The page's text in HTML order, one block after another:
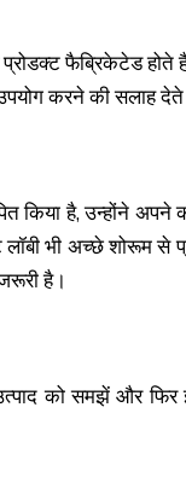
फैब्रिकेटेड
करने की सलाह
किया है, उन्होंने अपने
भी अच्छे शोरूम से
है।
को समझें और फिर